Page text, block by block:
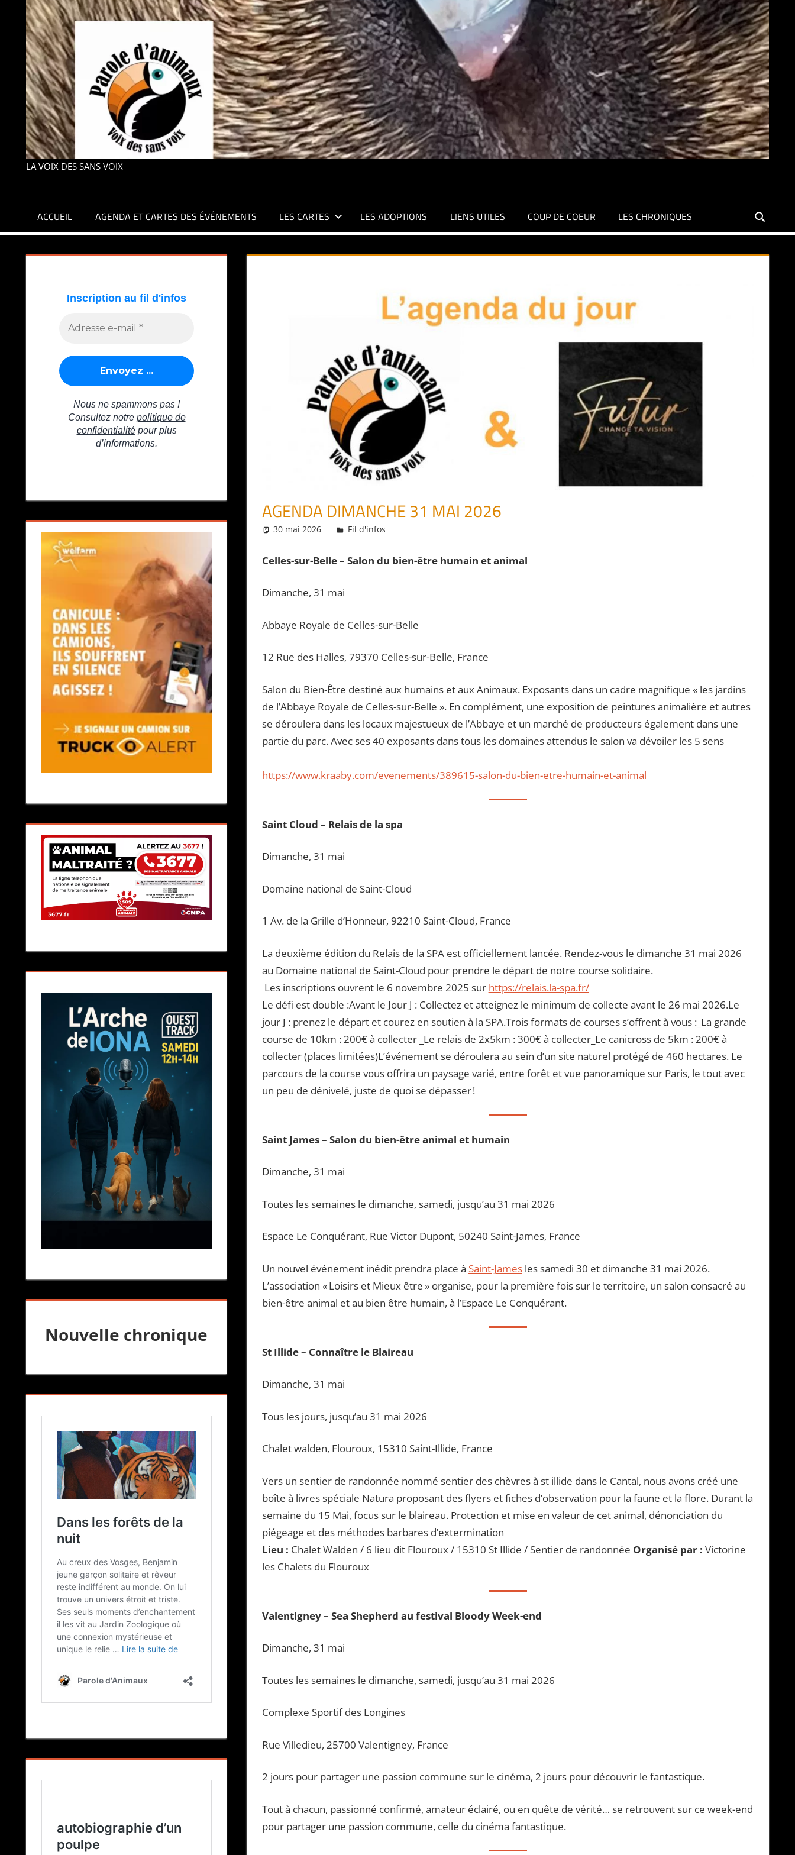
LA VOIX DES SANS VOIX
ACCUEIL AGENDA ET CARTES DES ÉVÉNEMENTS LES CARTES LES ADOPTIONS LIENS UTILES COUP DE COEUR LES CHRONIQUES
AGENDA DIMANCHE 31 MAI 2026
30 mai 2026 Daniel
Fil d'infos
Celles-sur-Belle – Salon du bien-être humain et animal
Dimanche, 31 mai
Abbaye Royale de Celles-sur-Belle
12 Rue des Halles, 79370 Celles-sur-Belle, France
Salon du Bien-Être destiné aux humains et aux Animaux. Exposants dans un cadre magnifique « les jardins
de l’Abbaye Royale de Celles-sur-Belle ». En complément, une exposition de peintures animalière et autres
se déroulera dans les locaux majestueux de l’Abbaye et un marché de producteurs également dans une
partie du parc. Avec ses 40 exposants dans tous les domaines attendus le salon va dévoiler les 5 sens
https://www.kraaby.com/evenements/389615-salon-du-bien-etre-humain-et-animal
Saint Cloud – Relais de la spa
Dimanche, 31 mai
Domaine national de Saint-Cloud
1 Av. de la Grille d’Honneur, 92210 Saint-Cloud, France
La deuxième édition du Relais de la SPA est officiellement lancée. Rendez-vous le dimanche 31 mai 2026
au Domaine national de Saint-Cloud pour prendre le départ de notre course solidaire.
Les inscriptions ouvrent le 6 novembre 2025 sur https://relais.la-spa.fr/
Le défi est double :Avant le Jour J : Collectez et atteignez le minimum de collecte avant le 26 mai 2026.Le
jour J : prenez le départ et courez en soutien à la SPA.Trois formats de courses s’offrent à vous :_La grande
course de 10km : 200€ à collecter _Le relais de 2x5km : 300€ à collecter_Le canicross de 5km : 200€ à
collecter (places limitées)L’événement se déroulera au sein d’un site naturel protégé de 460 hectares. Le
parcours de la course vous offrira un paysage varié, entre forêt et vue panoramique sur Paris, le tout avec
un peu de dénivelé, juste de quoi se dépasser !
Saint James – Salon du bien-être animal et humain
Dimanche, 31 mai
Toutes les semaines le dimanche, samedi, jusqu’au 31 mai 2026
Espace Le Conquérant, Rue Victor Dupont, 50240 Saint-James, France
Un nouvel événement inédit prendra place à Saint-Jamesles samedi 30 et dimanche 31 mai 2026.
L’association « Loisirs et Mieux être » organise, pour la première fois sur le territoire, un salon consacré au
bien-être animal et au bien être humain, à l’Espace Le Conquérant.
St Illide – Connaître le Blaireau
Dimanche, 31 mai
Tous les jours, jusqu’au 31 mai 2026
Chalet walden, Flouroux, 15310 Saint-Illide, France
Vers un sentier de randonnée nommé sentier des chèvres à st illide dans le Cantal, nous avons créé une
boîte à livres spéciale Natura proposant des flyers et fiches d’observation pour la faune et la flore. Durant la
semaine du 15 Mai, focus sur le blaireau. Protection et mise en valeur de cet animal, dénonciation du
piégeage et des méthodes barbares d’extermination
Lieu : Chalet Walden / 6 lieu dit Flouroux / 15310 St Illide / Sentier de randonnée Organisé par : Victorine
les Chalets du Flouroux
Valentigney – Sea Shepherd au festival Bloody Week-end
Dimanche, 31 mai
Toutes les semaines le dimanche, samedi, jusqu’au 31 mai 2026
Complexe Sportif des Longines
Rue Villedieu, 25700 Valentigney, France
2 jours pour partager une passion commune sur le cinéma, 2 jours pour découvrir le fantastique.
Tout à chacun, passionné confirmé, amateur éclairé, ou en quête de vérité… se retrouvent sur ce week-end
pour partager une passion commune, celle du cinéma fantastique.
Nouvelle chronique